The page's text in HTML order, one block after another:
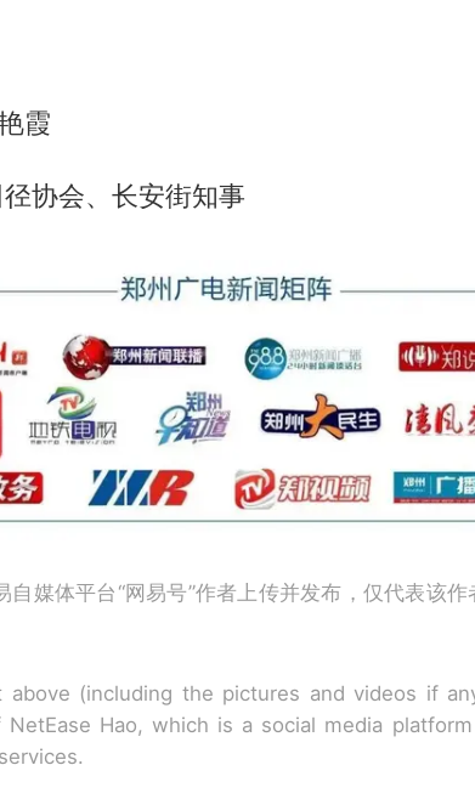
霞
协会、长安街知事
自媒体平台“网易号”作者上传并发布，仅代表该
above (including the pictures and videos if
Hao, which is a social media